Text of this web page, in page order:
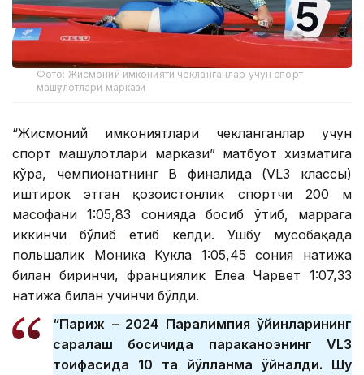
Фото: Жисмоний имконияти чекланганлар учун спорт
машғулотлари маркази
“Жисмоний имкониятлари чекланганлар учун
спорт машғулотлари маркази” матбуот хизматига
кўра, чемпионатнинг В финалида (VL3 классы)
иштирок этган қозоғистонлик спортчи 200 м
масофани 1:05,83 сонияда босиб ўтиб, маррага
иккинчи бўлиб етиб келди. Ушбу мусобақада
польшалик Моника Кукла 1:05,45 сония натижа
билан биринчи, франциялик Елеа Чарвет 1:07,33
натижа билан учинчи бўлди.
“Париж – 2024 Паралимпия ўйинларининг
саралаш босқичида параканоэнинг VL3
тоифасида 10 та йўлланма ўйналди. Шу